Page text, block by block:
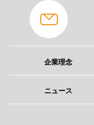
企業理念
ニュース